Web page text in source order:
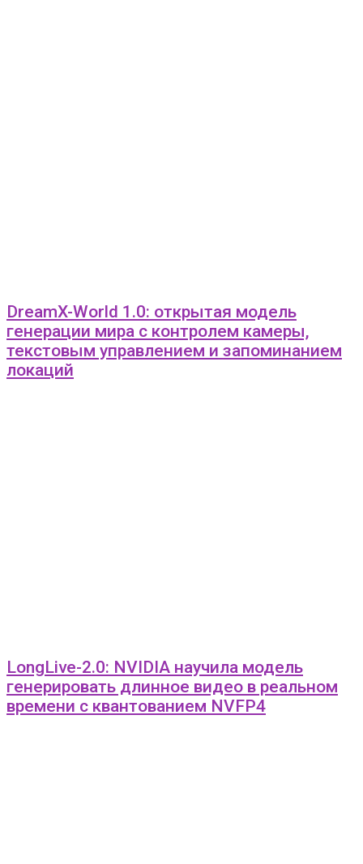
DreamX-World 1.0: открытая модель
генерации мира с контролем камеры,
текстовым управлением и запоминанием
локаций
LongLive-2.0: NVIDIA научила модель
генерировать длинное видео в реальном
времени с квантованием NVFP4